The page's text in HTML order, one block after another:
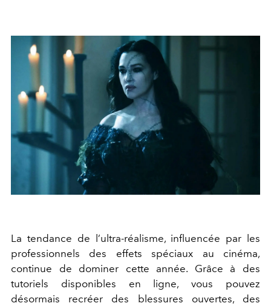
La tendance de l’ultra-réalisme, influencée par les
professionnels des effets spéciaux au cinéma,
continue de dominer cette année. Grâce à des
tutoriels disponibles en ligne, vous pouvez
désormais recréer des blessures ouvertes, des